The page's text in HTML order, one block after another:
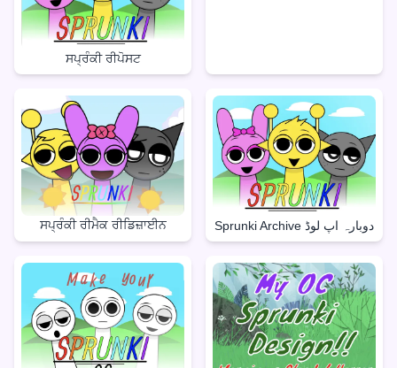
ਸਪ੍ਰੰਕੀ ਰੀਪੋਸਟ
ਸਪ੍ਰੰਕੀ ਰੀਮੈਕ ਰੀਡਿਜ਼ਾਈਨ Sprunki Archive دوبارہ اپ لوڈ